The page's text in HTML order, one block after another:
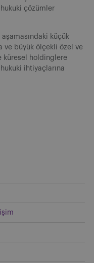
çözümler
küçük
ve büyük ölçekli özel ve
küresel holdinglere
ihtiyaçlarına